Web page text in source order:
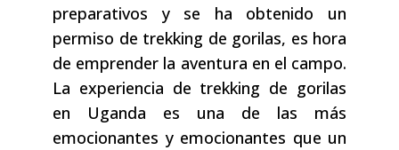
preparativos y se ha obtenido un
permiso de trekking de gorilas, es hora
de emprender la aventura en el campo.
La experiencia de trekking de gorilas
en Uganda es una de las más
emocionantes y emocionantes que un